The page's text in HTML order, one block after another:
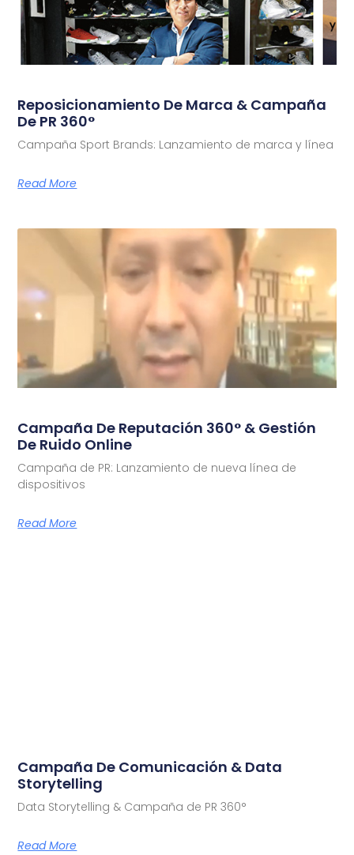
Reposicionamiento De Marca & Campaña
De PR 360°
Campaña Sport Brands: Lanzamiento de marca y línea
Read More
Campaña De Reputación 360° & Gestión
De Ruido Online
Campaña de PR: Lanzamiento de nueva línea de
dispositivos
Read More
Campaña De Comunicación & Data
Storytelling
Data Storytelling & Campaña de PR 360°
Read More